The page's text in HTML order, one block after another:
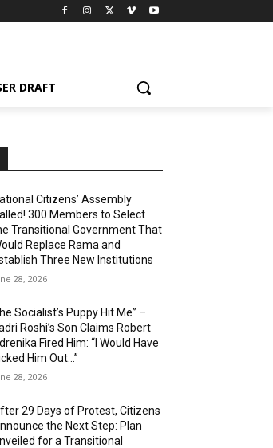
DRAFT
Citizens’ Assembly
300 Members to Select
Transitional Government That
Replace Rama and
Three New Institutions
28, 2026
Socialist’s Puppy Hit Me” –
Roshi’s Son Claims Robert
Fired Him: “I Would Have
Him Out…”
28, 2026
29 Days of Protest, Citizens
the Next Step: Plan
for a Transitional